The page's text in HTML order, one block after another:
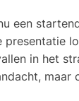
een
in het